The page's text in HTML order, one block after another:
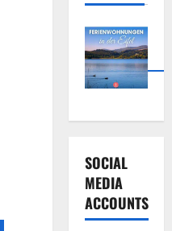
SOCIAL
MEDIA
ACCOUNTS